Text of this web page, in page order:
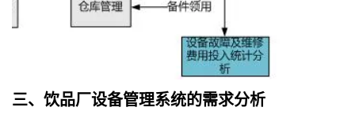
三、 饮品厂设备管理系统的需求分析